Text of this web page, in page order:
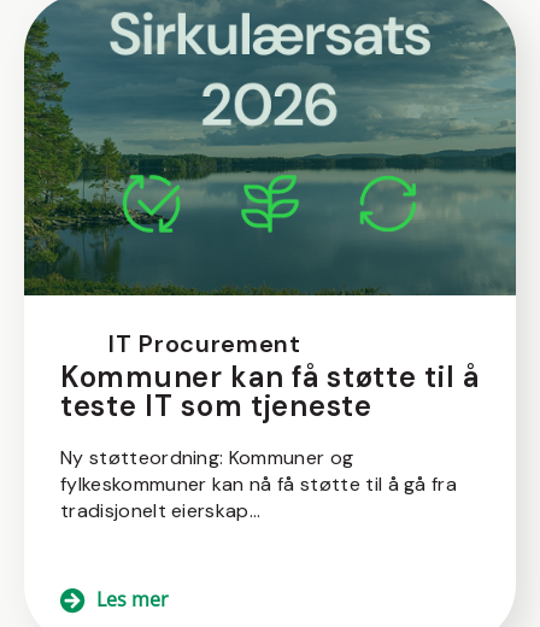
IT Procurement
Kommuner kan få støtte til å
teste IT som tjeneste
Ny støtteordning: Kommuner og
fylkeskommuner kan nå få støtte til å gå fra
tradisjonelt eierskap...
Les mer